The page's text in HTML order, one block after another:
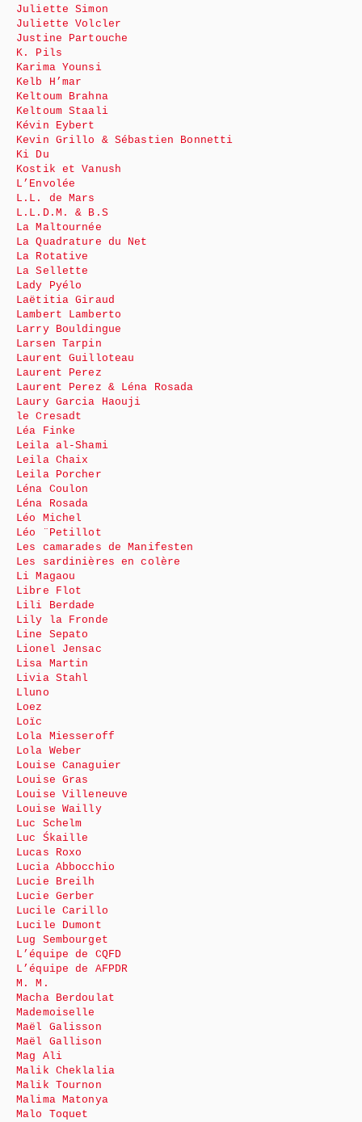
Juliette Simon
Juliette Volcler
Justine Partouche
K. Pils
Karima Younsi
Kelb H’mar
Keltoum Brahna
Keltoum Staali
Kévin Eybert
Kevin Grillo & Sébastien Bonnetti
Ki Du
Kostik et Vanush
L’Envolée
L.L. de Mars
L.L.D.M. & B.S
La Maltournée
La Quadrature du Net
La Rotative
La Sellette
Lady Pyélo
Laëtitia Giraud
Lambert Lamberto
Larry Bouldingue
Larsen Tarpin
Laurent Guilloteau
Laurent Perez
Laurent Perez & Léna Rosada
Laury Garcia Haouji
le Cresadt
Léa Finke
Leila al-Shami
Leila Chaix
Leila Porcher
Léna Coulon
Léna Rosada
Léo Michel
Léo ¨Petillot
Les camarades de Manifesten
Les sardinières en colère
Li Magaou
Libre Flot
Lili Berdade
Lily la Fronde
Line Sepato
Lionel Jensac
Lisa Martin
Livia Stahl
Lluno
Loez
Loïc
Lola Miesseroff
Lola Weber
Louise Canaguier
Louise Gras
Louise Villeneuve
Louise Wailly
Luc Schelm
Luc Śkaille
Lucas Roxo
Lucia Abbocchio
Lucie Breilh
Lucie Gerber
Lucile Carillo
Lucile Dumont
Lug Sembourget
L’équipe de CQFD
L’équipe de AFPDR
M. M.
Macha Berdoulat
Mademoiselle
Maël Galisson
Maël Gallison
Mag Ali
Malik Cheklalia
Malik Tournon
Malima Matonya
Malo Toquet